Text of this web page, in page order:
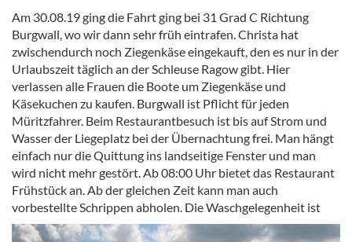
Am 30.08.19 ging die Fahrt ging bei 31 Grad C Richtung
Burgwall, wo wir dann sehr früh eintrafen. Christa hat
zwischendurch noch Ziegenkäse eingekauft, den es nur in der
Urlaubszeit täglich an der Schleuse Ragow gibt. Hier
verlassen alle Frauen die Boote um Ziegenkäse und
Käsekuchen zu kaufen. Burgwall ist Pflicht für jeden
Müritzfahrer. Beim Restaurantbesuch ist bis auf Strom und
Wasser der Liegeplatz bei der Übernachtung frei. Man hängt
einfach nur die Quittung ins landseitige Fenster und man
wird nicht mehr gestört. Ab 08:00 Uhr bietet das Restaurant
Frühstück an. Ab der gleichen Zeit kann man auch
vorbestellte Schrippen abholen. Die Waschgelegenheit ist